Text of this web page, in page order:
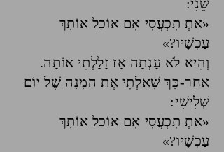
שֵׁנִי:
«אַתְ תִכְעֲסִי אִם אוֹכַל אוֹתָךְ
עַכְשָׁיו?»
וְהִיא לֹא עָנְתָה אָז זָלַלְתִי אוֹתָה.
אַחַר-כָּךְ שָׁאַלְתִי אֶת הַמָנָה שֶׁל יוֹם
שְׁלִישִׁי:
«אַתְ תִכְעֲסִי אִם אוֹכַל אוֹתָךְ
עַכְשָׁיו?»